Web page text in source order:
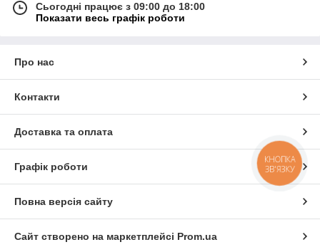
Сьогодні працює з 09:00 до 18:00
Показати весь графік роботи
Про нас
Контакти
Доставка та оплата
Графік роботи
Повна версія сайту
Сайт створено на маркетплейсі Prom.ua
КНОПКА
ЗВ'ЯЗКУ